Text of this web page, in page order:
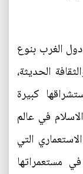
الغرب بنوع
الحديثة،
كبيرة
في عالم
التي
مستعمراتها